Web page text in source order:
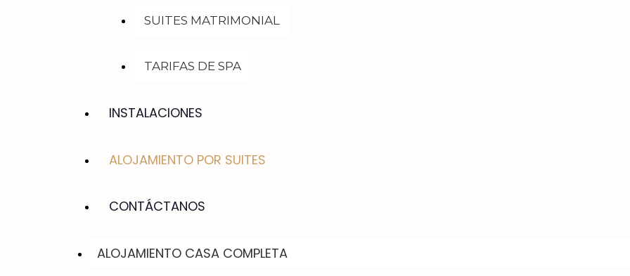
SUITES MATRIMONIAL
TARIFAS DE SPA
INSTALACIONES
ALOJAMIENTO POR SUITES
CONTÁCTANOS
ALOJAMIENTO CASA COMPLETA